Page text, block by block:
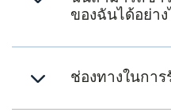
ของฉันได้อย่าง
ช่องทางในการ